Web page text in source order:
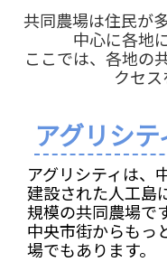
共同農場は住民が
中心に各地
ここでは、各地の
クセス
アグリシテ
アグリシティは、
建設された人工島
規模の共同農場です
中央市街からもっ
場でもあります。